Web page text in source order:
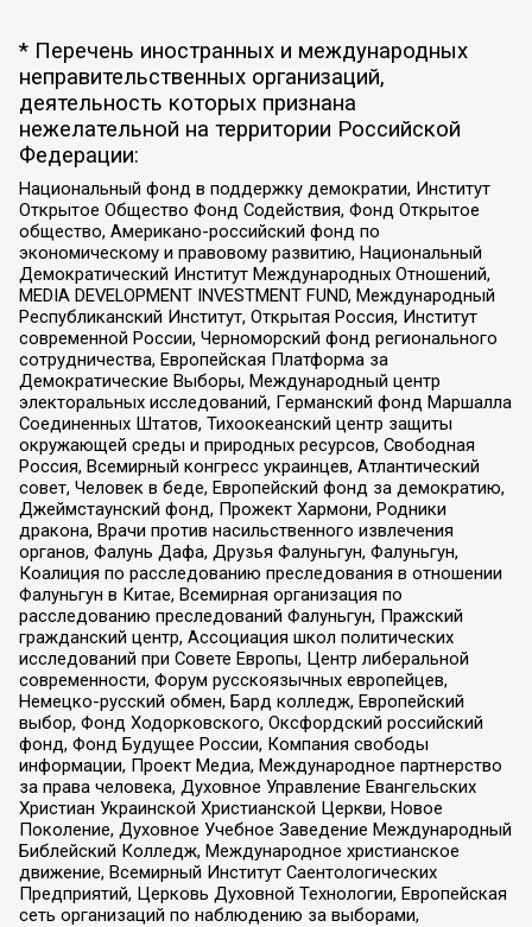
* Перечень иностранных и международных
неправительственных организаций,
деятельность которых признана
нежелательной на территории Российской
Федерации:
Национальный фонд в поддержку демократии, Институт
Открытое Общество Фонд Содействия, Фонд Открытое
общество, Американо-российский фонд по
экономическому и правовому развитию, Национальный
Демократический Институт Международных Отношений,
MEDIA DEVELOPMENT INVESTMENT FUND, Международный
Республиканский Институт, Открытая Россия, Институт
современной России, Черноморский фонд регионального
сотрудничества, Европейская Платформа за
Демократические Выборы, Международный центр
электоральных исследований, Германский фонд Маршалла
Соединенных Штатов, Тихоокеанский центр защиты
окружающей среды и природных ресурсов, Свободная
Россия, Всемирный конгресс украинцев, Атлантический
совет, Человек в беде, Европейский фонд за демократию,
Джеймстаунский фонд, Прожект Хармони, Родники
дракона, Врачи против насильственного извлечения
органов, Фалунь Дафа, Друзья Фалуньгун, Фалуньгун,
Коалиция по расследованию преследования в отношении
Фалуньгун в Китае, Всемирная организация по
расследованию преследований Фалуньгун, Пражский
гражданский центр, Ассоциация школ политических
исследований при Совете Европы, Центр либеральной
современности, Форум русскоязычных европейцев,
Немецко-русский обмен, Бард колледж, Европейский
выбор, Фонд Ходорковского, Оксфордский российский
фонд, Фонд Будущее России, Компания свободы
информации, Проект Медиа, Международное партнерство
за права человека, Духовное Управление Евангельских
Христиан Украинской Христианской Церкви, Новое
Поколение, Духовное Учебное Заведение Международный
Библейский Колледж, Международное христианское
движение, Всемирный Институт Саентологических
Предприятий, Церковь Духовной Технологии, Европейская
сеть организаций по наблюдению за выборами,